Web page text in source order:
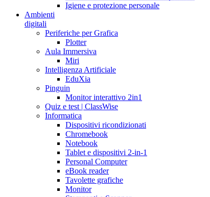
Igiene e protezione personale
Ambienti
digitali
Periferiche per Grafica
Plotter
Aula Immersiva
Miri
Intelligenza Artificiale
EduXia
Pinguin
Monitor interattivo 2in1
Quiz e test | ClassWise
Informatica
Dispositivi ricondizionati
Chromebook
Notebook
Tablet e dispositivi 2-in-1
Personal Computer
eBook reader
Tavolette grafiche
Monitor